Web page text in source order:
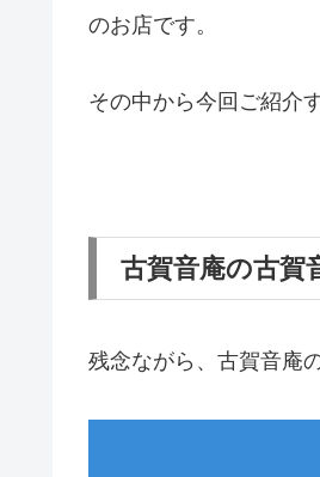
のお店です。
その中から今回ご紹介
古賀音庵の古賀
残念ながら、 古賀音庵